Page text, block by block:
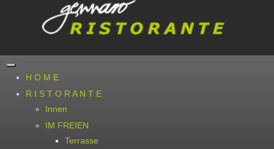
H O M E
R I S T O R A N T E
Innen
IM FREIEN
Terrasse